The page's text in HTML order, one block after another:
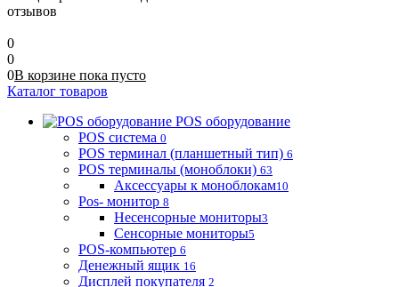
отзывов
0
0
0В корзине пока пусто
Каталог товаров
POS оборудование
POS система 0
POS терминал (планшетный тип) 6
POS терминалы (моноблоки) 63
Аксессуары к моноблокам10
Pos- монитор 8
Несенсорные мониторы3
Сенсорные мониторы5
POS-компьютер 6
Денежный ящик 16
Дисплей покупателя 2